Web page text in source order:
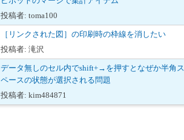
投稿者: toma100
［リンクされた図］の印刷時の枠線を消したい
投稿者: 滝沢
データ無しのセル内でshift+→を押すとなぜか半角ス
ペースの状態が選択される問題
投稿者: kim484871